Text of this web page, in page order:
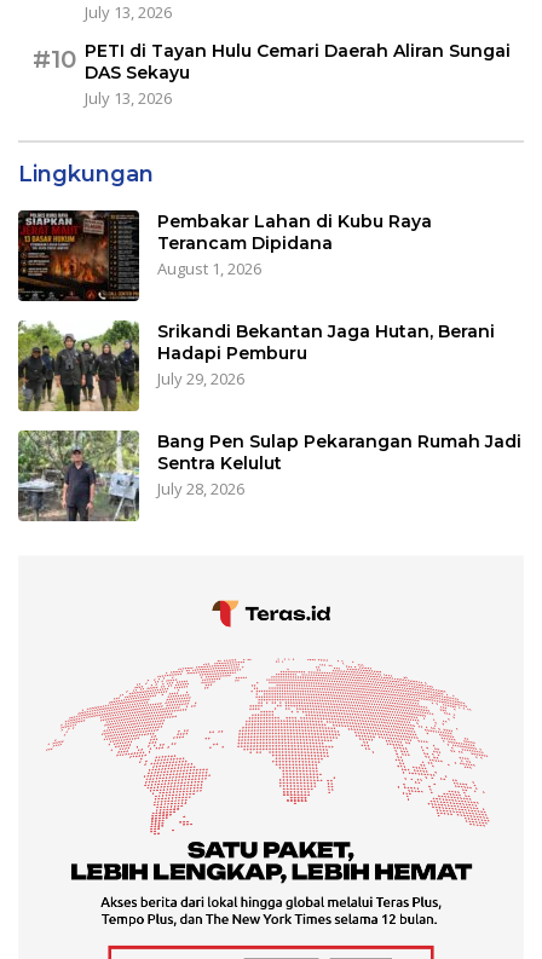
July 13, 2026
#10 PETI di Tayan Hulu Cemari Daerah Aliran Sungai
DAS Sekayu
July 13, 2026
Lingkungan
Pembakar Lahan di Kubu Raya
Terancam Dipidana
August 1, 2026
Srikandi Bekantan Jaga Hutan, Berani
Hadapi Pemburu
July 29, 2026
Bang Pen Sulap Pekarangan Rumah Jadi
Sentra Kelulut
July 28, 2026